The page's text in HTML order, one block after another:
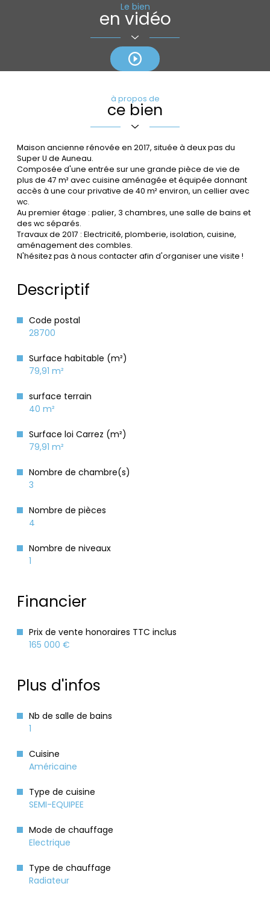
Le bien
en vidéo
à propos de
ce bien
Maison ancienne rénovée en 2017, située à deux pas du
Super U de Auneau.
Composée d'une entrée sur une grande pièce de vie de
plus de 47 m² avec cuisine aménagée et équipée donnant
accès à une cour privative de 40 m² environ, un cellier avec
wc.
Au premier étage : palier, 3 chambres, une salle de bains et
des wc séparés.
Travaux de 2017 : Electricité, plomberie, isolation, cuisine,
aménagement des combles.
N'hésitez pas à nous contacter afin d'organiser une visite !
Descriptif
Code postal
28700
Surface habitable (m²)
79,91 m²
surface terrain
40 m²
Surface loi Carrez (m²)
79,91 m²
Nombre de chambre(s)
3
Nombre de pièces
4
Nombre de niveaux
1
Financier
Prix de vente honoraires TTC inclus
165 000 €
Plus d'infos
Nb de salle de bains
1
Cuisine
Américaine
Type de cuisine
SEMI-EQUIPEE
Mode de chauffage
Electrique
Type de chauffage
Radiateur